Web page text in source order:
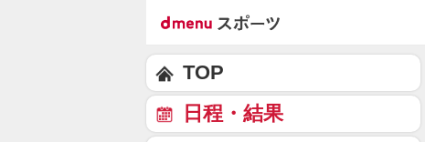
TOP
日程・結果